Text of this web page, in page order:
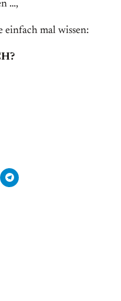
…,
einfach mal wissen: